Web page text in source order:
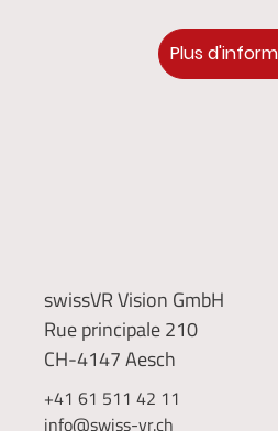
Plus
swissVR Vision GmbH
Rue principale 210
CH-4147 Aesch
+41 61 511 42 11
info@swiss-vr.ch